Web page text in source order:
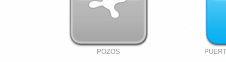
POZOS